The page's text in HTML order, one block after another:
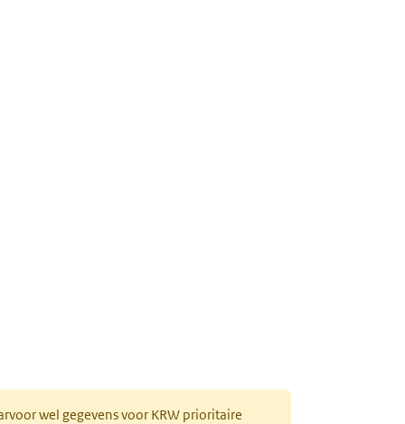
wel gegevens voor KRW prioritaire